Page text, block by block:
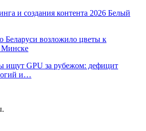
и создания контента 2026 Белый
Беларуси возложило цветы к
ищут GPU за рубежом: дефицит
и…